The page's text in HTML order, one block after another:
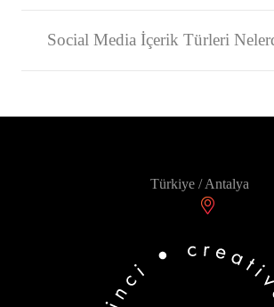
Social Media İçerik Türleri
Türkiye / Antalya